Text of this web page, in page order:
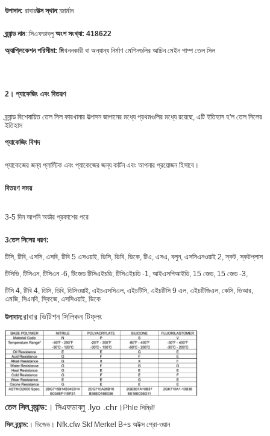
উপাদান: রাবারউত্স স্থান::জার্মান
ব্র্যান্ড নাম::সিএফডাব্লু অংশ সংখ্যা: 418622
অ্যাপ্লিকেশন পরিসীমা: মিখননকারী বা অন্যান্য নির্মাণ মেশিনগুলির আচিন মেইন পাম্প তেল সিল
2। প্যাকেজিং এবং বিতরণ
ব্র্যান্ড বিশেষায়িত তেল সিল কারখানার উত্পাদন জাপানের মধ্যে প্রথমগুলির মধ্যে রয়েছে, এটি ইতিহাস হ'ল তেল সিলের
ইতিহাস
প্যাকেজিং বিশদ
প্যাকেজের জন্য প্লাস্টিক এবং প্যাকেজের জন্য কার্টন এবং আপনার প্রয়োজন হিসাবে।
বিতরণ সময়
3-5 দিন আপনি অর্ডার প্রকাশের পরে
3তেল সিলের ধরণ:
টিসি, টিবি, এসসি, এসবি, টিবি 5 এসওয়াই, ভিসি, ভিবি, ভিকে, টিএ, এসএ, বলুন, এসসিএনওয়াই 2, স্কট, স্কটপ্লাস
টিসিভি, টিসিএন, টিসিএন -6, টিজেড টিসিএইচডি, টিসিএইচডি -1, আইএসপিআইডি, 15 জেড, 15 জেড -3,
টিসি 4, টিবি 4, ডিসি, ডিবি, ডিসিওয়াই, এইচএসসিএল, এইচটিসি, এইচটিসি 9 এল, এইচটিজিএল, কেসি, ভিআর,
এমজি, সিএনবি, স্কিজে, এসসিওয়াই, ভিকে
উপাদান:রাবার ভিটিশন সিলিকন টিফ্লং
তেল সিল ব্র্যান্ড: । সিএফডাব্লু .lyo .chr। Phle সিম্রিট
সিল ব্র্যান্ড: । ডিজেড। Nfk.cfw Skf Merkel B+s অটক্স প্রো-ওয়ান